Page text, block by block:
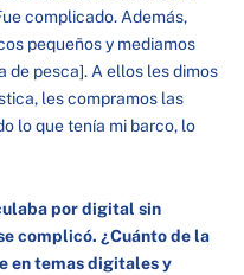
complicado. Además,
pequeños y mediamos
de pesca]. A ellos les dimos
les compramos las
lo que tenía mi barco, lo
por digital sin
complicó. ¿Cuánto de la
en temas digitales y